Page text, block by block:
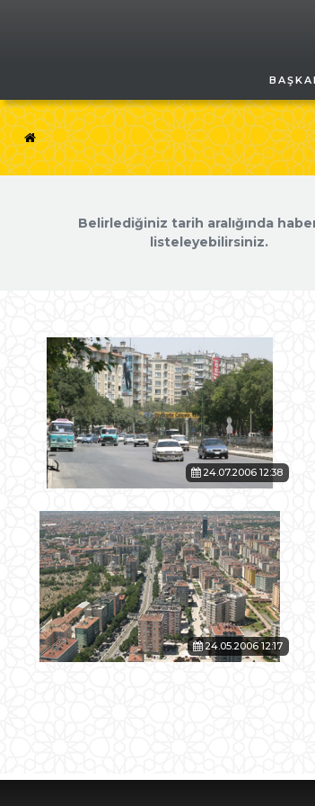
Belirlediğiniz tarih aralığında
listeleyebilirsiniz.
24.07.2006 12:38
24.05.2006 12:17